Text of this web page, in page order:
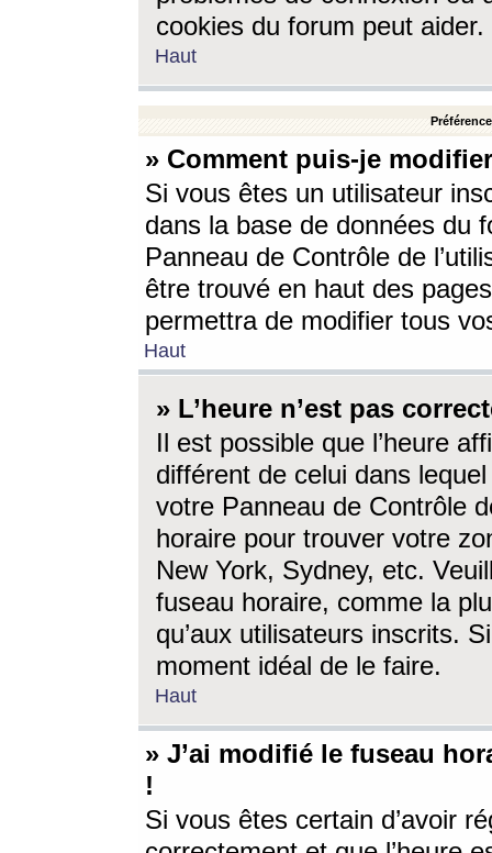
cookies du forum peut aider.
Haut
» Comment puis-je
Si vous êtes un utilisateur
dans la base de données du
Panneau de Contrôle de
être trouvé en haut des
permettra de modifier tous
Haut
» L’heure n’est pas
Il est possible que l’heure
différent de celui dans
votre Panneau de Contrôle
horaire pour trouver votre
New York, Sydney, etc.
fuseau horaire, comme la
qu’aux utilisateurs inscrits.
moment idéal de le faire.
Haut
» J’ai modifié le fuseau
!
Si vous êtes certain d’avoir